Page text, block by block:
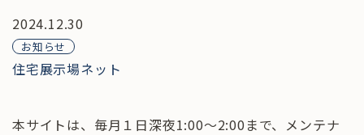
2024.12.30
お知らせ
住宅展示場ネット
本サイトは、毎月１日深夜1:00～2:00まで、メンテナ